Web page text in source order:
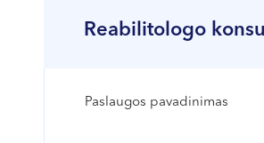
Reabilitologo
Paslaugos pavadinimas